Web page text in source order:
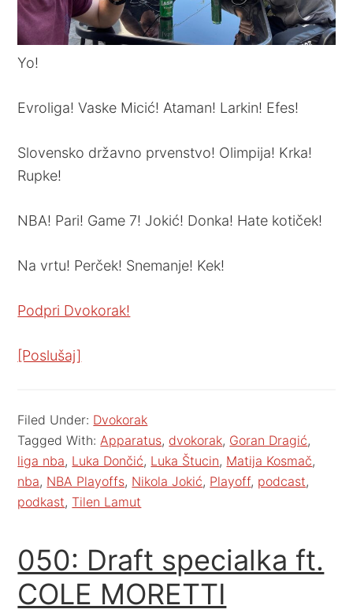
Yo!
Evroliga! Vaske Micić! Ataman! Larkin! Efes!
Slovensko državno prvenstvo! Olimpija! Krka!
Rupke!
NBA! Pari! Game 7! Jokić! Donka! Hate kotiček!
Na vrtu! Perček! Snemanje! Kek!
Podpri Dvokorak!
[Poslušaj]
Filed Under: Dvokorak
Tagged With:Apparatus, dvokorak, Goran Dragić,
liga nba, Luka Dončić, Luka Štucin, Matija Kosmač,
nba, NBA Playoffs, Nikola Jokić, Playoff, podcast,
podkast,Tilen Lamut
050: Draft specialka ft.
COLE MORETTI